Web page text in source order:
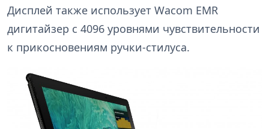
Дисплей также использует Wacom EMR
дигитайзер с 4096 уровнями чувствительности
к прикосновениям ручки-стилуса.